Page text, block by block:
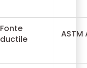
Fonte
ductile
ASTM